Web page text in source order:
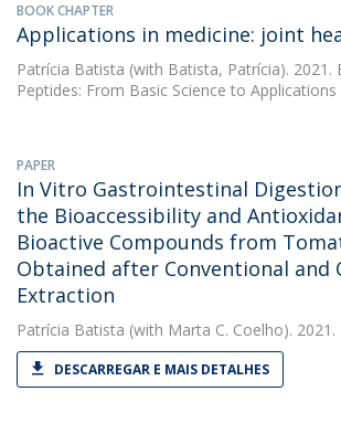
BOOK CHAPTER
Applications in medicine: joint
Patrícia Batista (with Batista, Patrícia). 2021.
Peptides: From Basic Science to
PAPER
In Vitro Gastrointestinal
the Bioaccessibility and
Bioactive Compounds from
Obtained after Conventional and
Extraction
Patrícia Batista (with Marta C. Coelho). 2021.
DESCARREGAR E MAIS DETALHES